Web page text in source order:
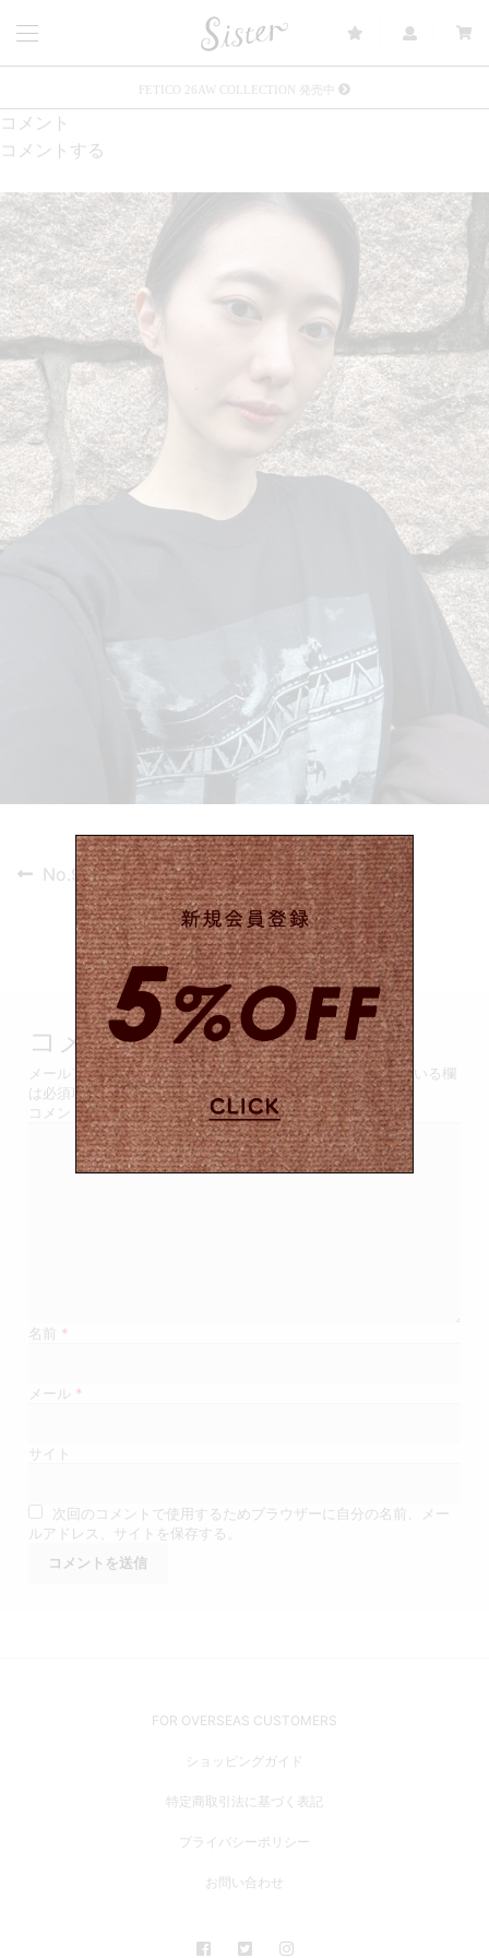
FETICO 26AW COLLECTION 発売中
発売中 : Sister × 前原光榮商店
新規会員登録で5%OFFクーポン配布
Summer Sale up to 60%OFF 開催中
コメント
コメントする
投
ゲ
ー
シ
Previous
post:
No.923
コメントを残す
メールアドレスが公開されることはありません。 *が付いている欄
は必須項目です
コメント
名前 *
メール *
サイト
次回のコメントで使用するためブラウザーに自分の名前、メー
ルアドレス、サイトを保存する。
FOR OVERSEAS CUSTOMERS
ショッピングガイド
特定商取引法に基づく表記
プライバシーポリシー
お問い合わせ